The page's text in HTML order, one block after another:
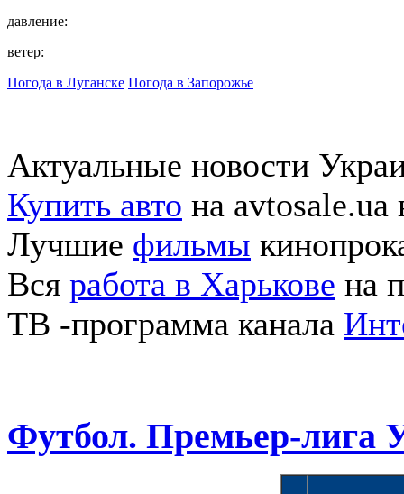
давление:
ветер:
Погода в Луганске Погода в Запорожье
Актуальные новости
Купить авто на avtosale.ua
Лучшие фильмы
Вся работа в Харькове на
ТВ -программа канала
Футбол. Премьер-лига